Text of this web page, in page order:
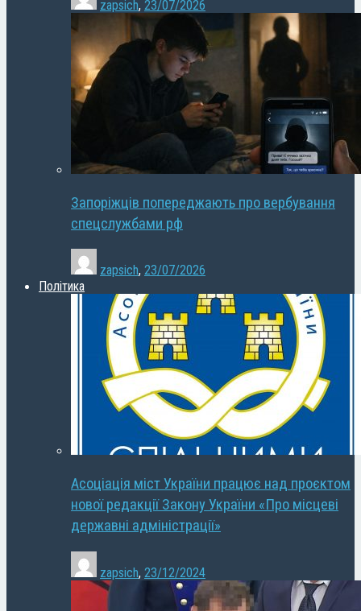
zapsich, 23/07/2026
Запоріжців попереджають про вербування
спецслужбами рф
zapsich, 23/07/2026
Політика
Асоціація міст України працює над проєктом
нової редакції Закону України «Про місцеві
державні адміністрації»
zapsich, 23/12/2024